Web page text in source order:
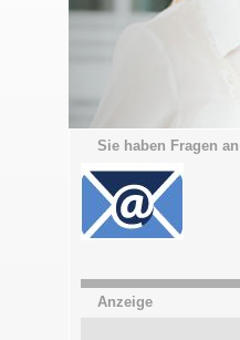
Sie haben Fragen
Anzeige